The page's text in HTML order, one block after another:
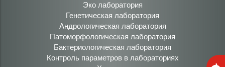
Эко лаборатория
Генетическая лаборатория
Андрологическая лаборатория
Патоморфологическая лаборатория
Бактериологическая лаборатория
Контроль параметров в лабораториях